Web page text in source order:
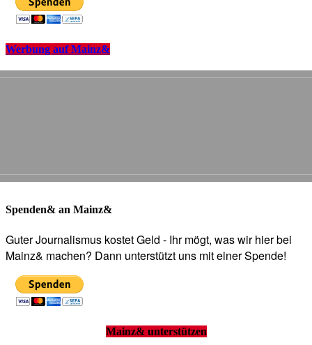
Werbung auf Mainz&
Spenden& an Mainz&
Guter Journalismus kostet Geld - Ihr mögt, was wir hier bei
Mainz& machen? Dann unterstützt uns mit einer Spende!
Mainz& unterstützen